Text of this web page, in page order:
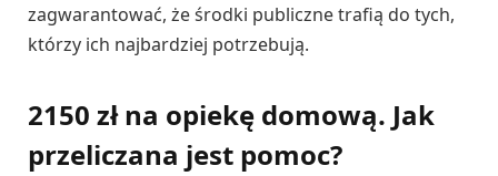
zagwarantować, że środki publiczne trafią do tych,
którzy ich najbardziej potrzebują.
2150 zł na opiekę domową. Jak
przeliczana jest pomoc?